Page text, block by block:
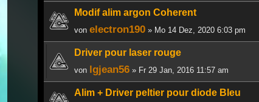
Modif alim argon Coherent
von electron190 » Mo 14 Dez, 2020 6:03 pm
Driver pour laser rouge
von lgjean56 » Fr 29 Jan, 2016 11:57 am
Alim + Driver peltier pour diode Bleu